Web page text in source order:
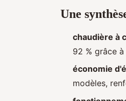
d'une
confort
Une
chaudière à
92 % grâce
économie
modèles,